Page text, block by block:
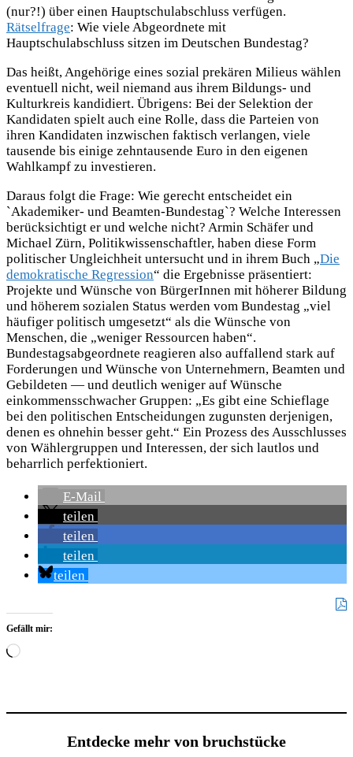
(nur?!) über einen Hauptschulabschluss verfügen.
Rätselfrage: Wie viele Abgeordnete mit
Hauptschulabschluss sitzen im Deutschen Bundestag?
Das heißt, Angehörige eines sozial prekären Milieus wählen
eventuell nicht, weil niemand aus ihrem Bildungs- und
Kulturkreis kandidiert. Übrigens: Bei der Selektion der
Kandidaten spielt auch eine Rolle, dass die Parteien von
ihren Kandidaten inzwischen faktisch verlangen, viele
tausende bis einige zehntausende Euro in den eigenen
Wahlkampf zu investieren.
Daraus folgt die Frage: Wie gerecht entscheidet ein
`Akademiker- und Beamten-Bundestag`? Welche Interessen
berücksichtigt er und welche nicht? Armin Schäfer und
Michael Zürn, Politikwissenschaftler, haben diese Form
politischer Ungleichheit untersucht und in ihrem Buch „Die
demokratische Regression“ die Ergebnisse präsentiert:
Projekte und Wünsche von BürgerInnen mit höherer Bildung
und höherem sozialen Status werden vom Bundestag „viel
häufiger politisch umgesetzt“ als die Wünsche von
Menschen, die „weniger Ressourcen haben“.
Bundestagsabgeordnete reagieren also auffallend stark auf
Forderungen und Wünsche von Unternehmern, Beamten und
Gebildeten — und deutlich weniger auf Wünsche
einkommensschwacher Gruppen: „Es gibt eine Schieflage
bei den politischen Entscheidungen zugunsten derjenigen,
denen es ohnehin besser geht.“ Ein Prozess des Ausschlusses
von Wählergruppen und Interessen, der sich lautlos und
beharrlich perfektioniert.
E-Mail
teilen
teilen
teilen
teilen
Gefällt mir:
Wird
Entdecke mehr von bruchstücke